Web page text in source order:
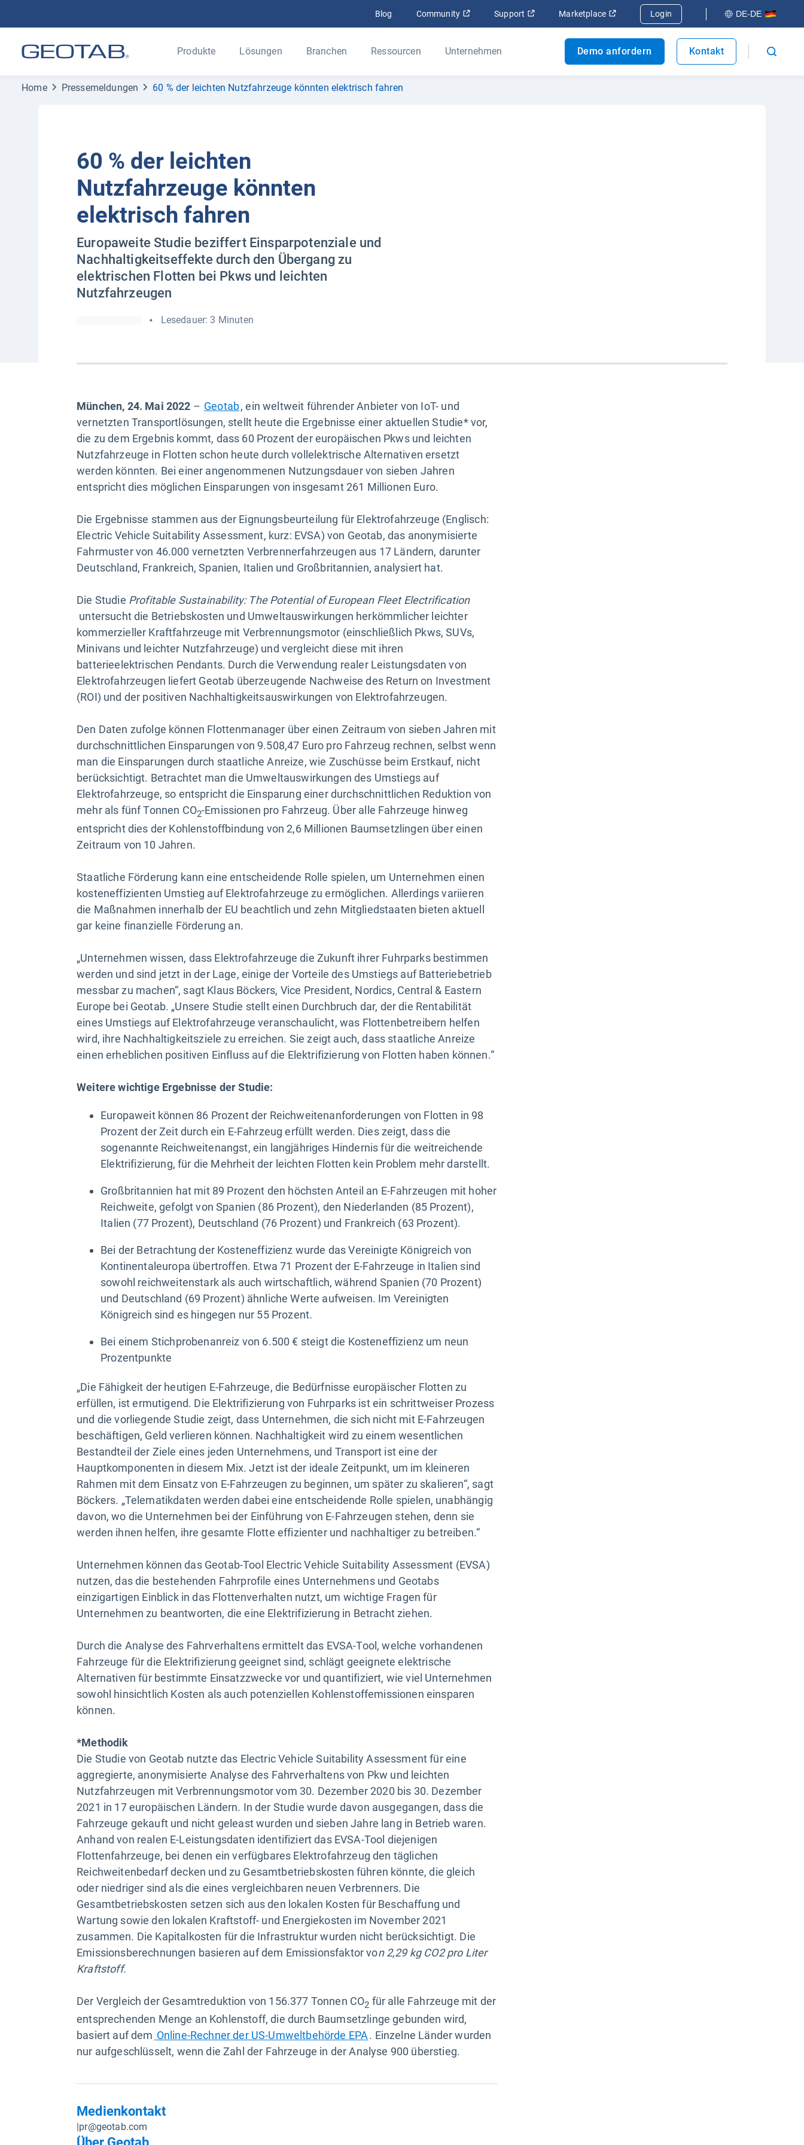
Blog Community In neuem Fenster öffnen
Support In neuem Fenster öffnen
Marketplace In neuem Fenster öffnen
Login DE-DE
Produkte Lösungen Branchen Ressourcen Unternehmen Demo anfordern Kontakt
Home Pressemeldungen 60 % der leichten Nutzfahrzeuge könnten elektrisch fahren
60 % der leichten
Nutzfahrzeuge könnten
elektrisch fahren
Europaweite Studie beziffert Einsparpotenziale und
Nachhaltigkeitseffekte durch den Übergang zu
elektrischen Flotten bei Pkws und leichten
Nutzfahrzeugen
• Lesedauer: 3 Minuten
München, 24. Mai 2022 – Geotab, ein weltweit führender Anbieter von IoT- und
vernetzten Transportlösungen, stellt heute die Ergebnisse einer aktuellen Studie* vor,
die zu dem Ergebnis kommt, dass 60 Prozent der europäischen Pkws und leichten
Nutzfahrzeuge in Flotten schon heute durch vollelektrische Alternativen ersetzt
werden könnten. Bei einer angenommenen Nutzungsdauer von sieben Jahren
entspricht dies möglichen Einsparungen von insgesamt 261 Millionen Euro.
Die Ergebnisse stammen aus der Eignungsbeurteilung für Elektrofahrzeuge (Englisch:
Electric Vehicle Suitability Assessment, kurz: EVSA) von Geotab, das anonymisierte
Fahrmuster von 46.000 vernetzten Verbrennerfahrzeugen aus 17 Ländern, darunter
Deutschland, Frankreich, Spanien, Italien und Großbritannien, analysiert hat.
Die Studie Profitable Sustainability: The Potential of European Fleet Electrification
untersucht die Betriebskosten und Umweltauswirkungen herkömmlicher leichter
kommerzieller Kraftfahrzeuge mit Verbrennungsmotor (einschließlich Pkws, SUVs,
Minivans und leichter Nutzfahrzeuge) und vergleicht diese mit ihren
batterieelektrischen Pendants. Durch die Verwendung realer Leistungsdaten von
Elektrofahrzeugen liefert Geotab überzeugende Nachweise des Return on Investment
(ROI) und der positiven Nachhaltigkeitsauswirkungen von Elektrofahrzeugen.
Den Daten zufolge können Flottenmanager über einen Zeitraum von sieben Jahren mit
durchschnittlichen Einsparungen von 9.508,47 Euro pro Fahrzeug rechnen, selbst wenn
man die Einsparungen durch staatliche Anreize, wie Zuschüsse beim Erstkauf, nicht
berücksichtigt. Betrachtet man die Umweltauswirkungen des Umstiegs auf
Elektrofahrzeuge, so entspricht die Einsparung einer durchschnittlichen Reduktion von
mehr als fünf Tonnen CO2-Emissionen pro Fahrzeug. Über alle Fahrzeuge hinweg
entspricht dies der Kohlenstoffbindung von 2,6 Millionen Baumsetzlingen über einen
Zeitraum von 10 Jahren.
Staatliche Förderung kann eine entscheidende Rolle spielen, um Unternehmen einen
kosteneffizienten Umstieg auf Elektrofahrzeuge zu ermöglichen. Allerdings variieren
die Maßnahmen innerhalb der EU beachtlich und zehn Mitgliedstaaten bieten aktuell
gar keine finanzielle Förderung an.
„Unternehmen wissen, dass Elektrofahrzeuge die Zukunft ihrer Fuhrparks bestimmen
werden und sind jetzt in der Lage, einige der Vorteile des Umstiegs auf Batteriebetrieb
messbar zu machen“, sagt Klaus Böckers, Vice President, Nordics, Central & Eastern
Europe bei Geotab. „Unsere Studie stellt einen Durchbruch dar, der die Rentabilität
eines Umstiegs auf Elektrofahrzeuge veranschaulicht, was Flottenbetreibern helfen
wird, ihre Nachhaltigkeitsziele zu erreichen. Sie zeigt auch, dass staatliche Anreize
einen erheblichen positiven Einfluss auf die Elektrifizierung von Flotten haben können.“
Weitere wichtige Ergebnisse der Studie:
Europaweit können 86 Prozent der Reichweitenanforderungen von Flotten in 98
Prozent der Zeit durch ein E-Fahrzeug erfüllt werden. Dies zeigt, dass die
sogenannte Reichweitenangst, ein langjähriges Hindernis für die weitreichende
Elektrifizierung, für die Mehrheit der leichten Flotten kein Problem mehr darstellt.
Großbritannien hat mit 89 Prozent den höchsten Anteil an E-Fahrzeugen mit hoher
Reichweite, gefolgt von Spanien (86 Prozent), den Niederlanden (85 Prozent),
Italien (77 Prozent), Deutschland (76 Prozent) und Frankreich (63 Prozent).
Bei der Betrachtung der Kosteneffizienz wurde das Vereinigte Königreich von
Kontinentaleuropa übertroffen. Etwa 71 Prozent der E-Fahrzeuge in Italien sind
sowohl reichweitenstark als auch wirtschaftlich, während Spanien (70 Prozent)
und Deutschland (69 Prozent) ähnliche Werte aufweisen. Im Vereinigten
Königreich sind es hingegen nur 55 Prozent.
Bei einem Stichprobenanreiz von 6.500 € steigt die Kosteneffizienz um neun
Prozentpunkte
„Die Fähigkeit der heutigen E-Fahrzeuge, die Bedürfnisse europäischer Flotten zu
erfüllen, ist ermutigend. Die Elektrifizierung von Fuhrparks ist ein schrittweiser Prozess
und die vorliegende Studie zeigt, dass Unternehmen, die sich nicht mit E-Fahrzeugen
beschäftigen, Geld verlieren können. Nachhaltigkeit wird zu einem wesentlichen
Bestandteil der Ziele eines jeden Unternehmens, und Transport ist eine der
Hauptkomponenten in diesem Mix. Jetzt ist der ideale Zeitpunkt, um im kleineren
Rahmen mit dem Einsatz von E-Fahrzeugen zu beginnen, um später zu skalieren“, sagt
Böckers. „Telematikdaten werden dabei eine entscheidende Rolle spielen, unabhängig
davon, wo die Unternehmen bei der Einführung von E-Fahrzeugen stehen, denn sie
werden ihnen helfen, ihre gesamte Flotte effizienter und nachhaltiger zu betreiben.“
Unternehmen können das Geotab-Tool Electric Vehicle Suitability Assessment (EVSA)
nutzen, das die bestehenden Fahrprofile eines Unternehmens und Geotabs
einzigartigen Einblick in das Flottenverhalten nutzt, um wichtige Fragen für
Unternehmen zu beantworten, die eine Elektrifizierung in Betracht ziehen.
Durch die Analyse des Fahrverhaltens ermittelt das EVSA-Tool, welche vorhandenen
Fahrzeuge für die Elektrifizierung geeignet sind, schlägt geeignete elektrische
Alternativen für bestimmte Einsatzzwecke vor und quantifiziert, wie viel Unternehmen
sowohl hinsichtlich Kosten als auch potenziellen Kohlenstoffemissionen einsparen
können.
*Methodik
Die Studie von Geotab nutzte das Electric Vehicle Suitability Assessment für eine
aggregierte, anonymisierte Analyse des Fahrverhaltens von Pkw und leichten
Nutzfahrzeugen mit Verbrennungsmotor vom 30. Dezember 2020 bis 30. Dezember
2021 in 17 europäischen Ländern. In der Studie wurde davon ausgegangen, dass die
Fahrzeuge gekauft und nicht geleast wurden und sieben Jahre lang in Betrieb waren.
Anhand von realen E-Leistungsdaten identifiziert das EVSA-Tool diejenigen
Flottenfahrzeuge, bei denen ein verfügbares Elektrofahrzeug den täglichen
Reichweitenbedarf decken und zu Gesamtbetriebskosten führen könnte, die gleich
oder niedriger sind als die eines vergleichbaren neuen Verbrenners. Die
Gesamtbetriebskosten setzen sich aus den lokalen Kosten für Beschaffung und
Wartung sowie den lokalen Kraftstoff- und Energiekosten im November 2021
zusammen. Die Kapitalkosten für die Infrastruktur wurden nicht berücksichtigt. Die
Emissionsberechnungen basieren auf dem Emissionsfaktor von 2,29 kg CO2 pro Liter
Kraftstoff.
Der Vergleich der Gesamtreduktion von 156.377 Tonnen CO2 für alle Fahrzeuge mit der
entsprechenden Menge an Kohlenstoff, die durch Baumsetzlinge gebunden wird,
basiert auf dem Online-Rechner der US-Umweltbehörde EPA In neuem Fenster öffnen
. Einzelne Länder wurden
nur aufgeschlüsselt, wenn die Zahl der Fahrzeuge in der Analyse 900 überstieg.
Medienkontakt
pr@geotab.com